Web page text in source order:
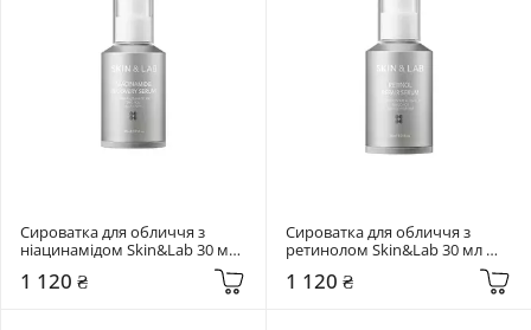
Сироватка для обличчя з
ніацинамідом Skin&Lab 30 мл
Niacinamide Recovery Serum
1 120 ₴
Сироватка для обличчя з
ретинолом Skin&Lab 30 мл
1 120 ₴